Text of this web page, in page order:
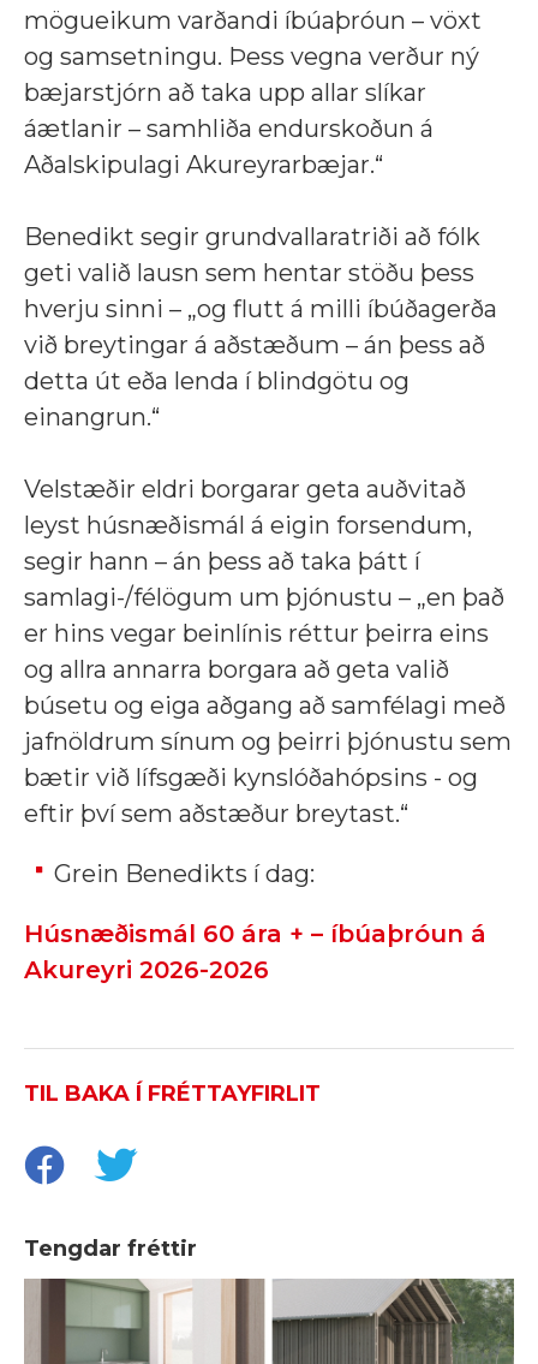
mögueikum varðandi íbúaþróun – vöxt
og samsetningu. Þess vegna verður ný
bæjarstjórn að taka upp allar slíkar
áætlanir – samhliða endurskoðun á
Aðalskipulagi Akureyrarbæjar.“
Benedikt segir grundvallaratriði að fólk
geti valið lausn sem hentar stöðu þess
hverju sinni – „og flutt á milli íbúðagerða
við breytingar á aðstæðum – án þess að
detta út eða lenda í blindgötu og
einangrun.“
Velstæðir eldri borgarar geta auðvitað
leyst húsnæðismál á eigin forsendum,
segir hann – án þess að taka þátt í
samlagi-/félögum um þjónustu – „en það
er hins vegar beinlínis réttur þeirra eins
og allra annarra borgara að geta valið
búsetu og eiga aðgang að samfélagi með
jafnöldrum sínum og þeirri þjónustu sem
bætir við lífsgæði kynslóðahópsins - og
eftir því sem aðstæður breytast.“
Grein Benedikts í dag:
Húsnæðismál 60 ára + – íbúaþróun á
Akureyri 2026-2026
TIL BAKA Í FRÉTTAYFIRLIT
Tengdar fréttir